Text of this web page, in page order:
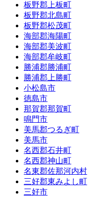
板野郡上板町
板野郡北島町
板野郡松茂町
海部郡海陽町
海部郡美波町
海部郡牟岐町
勝浦郡勝浦町
勝浦郡上勝町
小松島市
徳島市
那賀郡那賀町
鳴門市
美馬郡つるぎ町
美馬市
名西郡石井町
名西郡神山町
名東郡佐那河内村
三好郡東みよし町
三好市